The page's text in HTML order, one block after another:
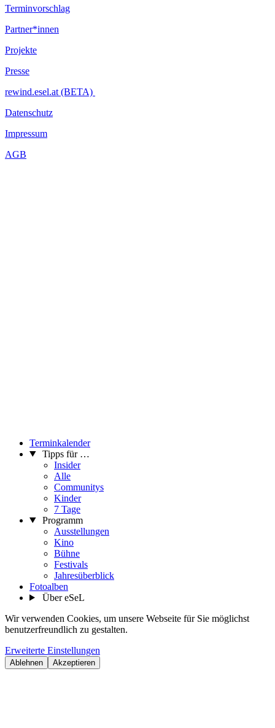
Terminvorschlag
Partner*innen
Projekte
Presse
rewind.esel.at (BETA)
Datenschutz
Impressum
AGB
Terminkalender
Tipps für …
Insider
Alle
Communitys
Kinder
7 Tage
Programm
Ausstellungen
Kino
Bühne
Festivals
Jahresüberblick
Fotoalben
Über eSeL
Wir verwenden Cookies, um unsere Webseite für Sie möglichst
benutzerfreundlich zu gestalten.
Erweiterte Einstellungen
Ablehnen Akzeptieren